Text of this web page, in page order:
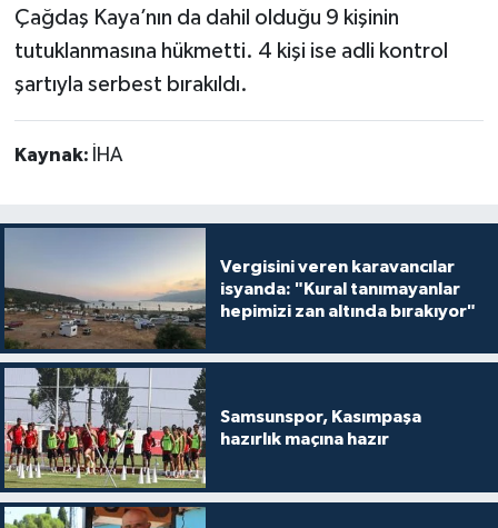
Çağdaş Kaya’nın da dahil olduğu 9 kişinin
tutuklanmasına hükmetti. 4 kişi ise adli kontrol
şartıyla serbest bırakıldı.
Kaynak: İHA
Vergisini veren karavancılar
isyanda: "Kural tanımayanlar
hepimizi zan altında bırakıyor"
Samsunspor, Kasımpaşa
hazırlık maçına hazır